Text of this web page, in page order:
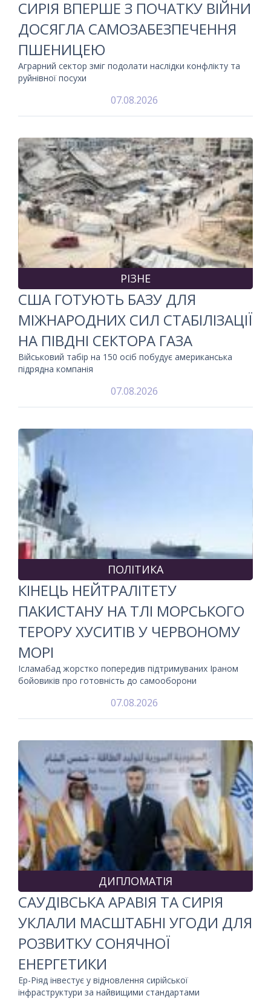
СИРІЯ ВПЕРШЕ З ПОЧАТКУ ВІЙНИ
ДОСЯГЛА САМОЗАБЕЗПЕЧЕННЯ
ПШЕНИЦЕЮ
Аграрний сектор зміг подолати наслідки конфлікту та
руйнівної посухи
07.08.2026
РІЗНЕ
США ГОТУЮТЬ БАЗУ ДЛЯ
МІЖНАРОДНИХ СИЛ СТАБІЛІЗАЦІЇ
НА ПІВДНІ СЕКТОРА ГАЗА
Військовий табір на 150 осіб побудує американська
підрядна компанія
07.08.2026
ПОЛІТИКА
КІНЕЦЬ НЕЙТРАЛІТЕТУ
ПАКИСТАНУ НА ТЛІ МОРСЬКОГО
ТЕРОРУ ХУСИТІВ У ЧЕРВОНОМУ
МОРІ
Ісламабад жорстко попередив підтримуваних Іраном
бойовиків про готовність до самооборони
07.08.2026
ДИПЛОМАТІЯ
САУДІВСЬКА АРАВІЯ ТА СИРІЯ
УКЛАЛИ МАСШТАБНІ УГОДИ ДЛЯ
РОЗВИТКУ СОНЯЧНОЇ
ЕНЕРГЕТИКИ
Ер-Ріяд інвестує у відновлення сирійської
інфраструктури за найвищими стандартами